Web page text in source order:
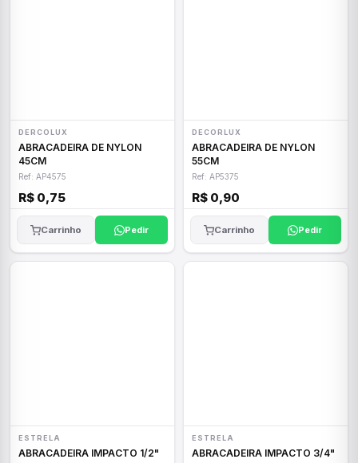
DERCOLUX
ABRACADEIRA DE NYLON
45CM
Ref: AP4575
R$ 0,75
Carrinho Pedir
DECORLUX
ABRACADEIRA DE NYLON
55CM
Ref: AP5375
R$ 0,90
Carrinho Pedir
ESTRELA
ABRACADEIRA IMPACTO 1/2"
ESTRELA
ABRACADEIRA IMPACTO 3/4"